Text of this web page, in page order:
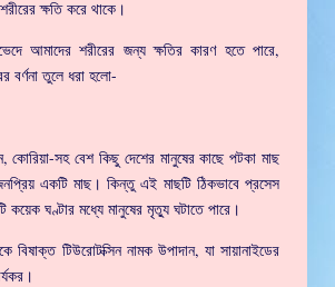
ক্ষতি করে থাকে।
আমাদের শরীরের জন্য ক্ষতির কারণ হতে পারে,
বর্ণনা তুলে ধরা হলো-
কোরিয়া-সহ বেশ কিছু দেশের মানুষের কাছে পটকা মাছ
একটি মাছ। কিন্তু এই মাছটি ঠিকভাবে প্রসেস
কয়েক ঘণ্টার মধ্যে মানুষের মৃত্যু ঘটাতে পারে।
বিষাক্ত টিউরোটক্সিন নামক উপাদান, যা সায়ানাইডের